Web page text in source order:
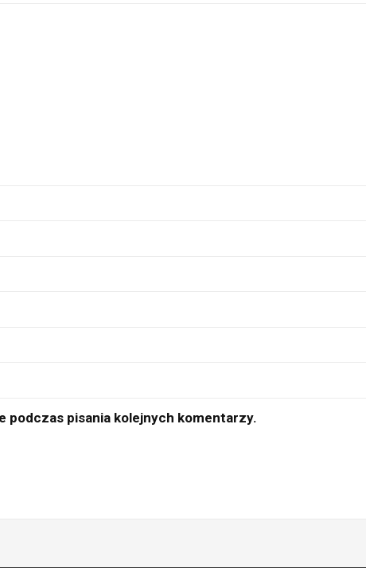
podczas pisania kolejnych komentarzy.